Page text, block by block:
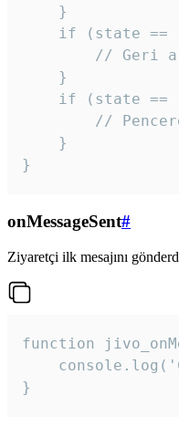
    }
if (state ==
// Geri
    }
if (state ==
//
    }
}
onMessageSent#
Ziyaretçi ilk mesajını
function
}